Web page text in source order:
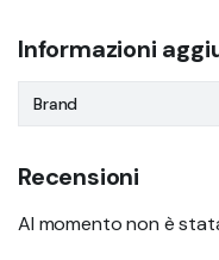
Informazioni
Brand
Recensioni
Al momento non è